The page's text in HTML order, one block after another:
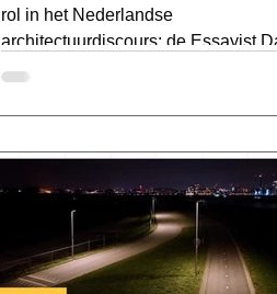
rol in het Nederlandse
architectuurdiscours: de Essayist
van de Architectuur. Architect,
eerste drager van deze functie. In
toenemende individualisering stelt
vraag die dit jaar ook centraal staat
de Dag van de Architectuur: hoe
ontwerpen we plekken van
solidariteit en